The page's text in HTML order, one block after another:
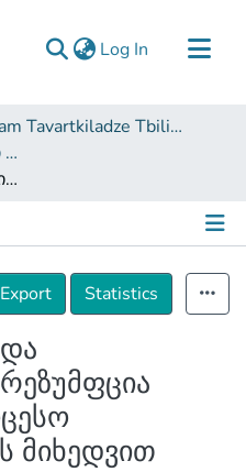
Log In (current)
Guram Tavartkiladze Tbilisi Teaching University
სამართლის ფაკულტეტი (სამაგისტრო ნაშრომები)
უდანაშაულობის და თავისუფლების პრეზუმფცია ქართული საპროცესო კანონმდებლობის მიხედვით
Export
Statistics
მიხედვით